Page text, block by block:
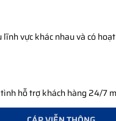
vực khác nhau và có
hỗ trợ khách hàng 24/7